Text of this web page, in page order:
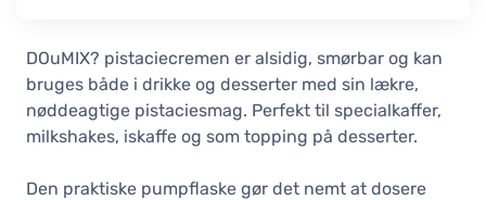
DOuMIX? pistaciecremen er alsidig, smørbar og kan
bruges både i drikke og desserter med sin lækre,
nøddeagtige pistaciesmag. Perfekt til specialkaffer,
milkshakes, iskaffe og som topping på desserter.
Den praktiske pumpflaske gør det nemt at dosere